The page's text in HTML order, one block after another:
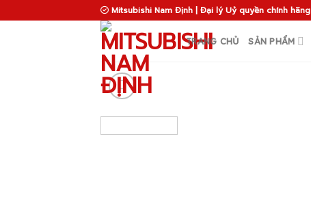
to
Mitsubishi Nam Định | Đại lý Uỷ quyền chính hãng
TRANG CHỦ SẢN PHẨM